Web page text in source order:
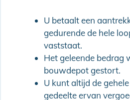
U betaalt een
gedurende de hele
vaststaat.
Het geleende bedrag
bouwdepot gestort.
U kunt altijd de
gedeelte ervan